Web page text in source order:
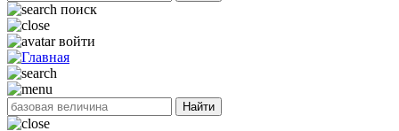
поиск
войти
Найти